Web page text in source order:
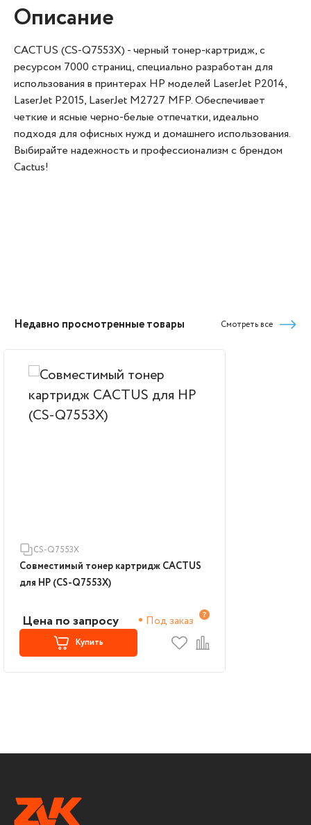
Описание
CACTUS (CS-Q7553X) - черный тонер-картридж, с
ресурсом 7000 страниц, специально разработан для
использования в принтерах HP моделей LaserJet P2014,
LaserJet P2015, LaserJet M2727 MFP. Обеспечивает
четкие и ясные черно-белые отпечатки, идеально
подходя для офисных нужд и домашнего использования.
Выбирайте надежность и профессионализм с брендом
Cactus!
Недавно просмотренные товары Смотреть все
CS-Q7553X
Совместимый тонер картридж CACTUS
для HP (CS-Q7553X)
Цена по запросу Под заказ
Купить